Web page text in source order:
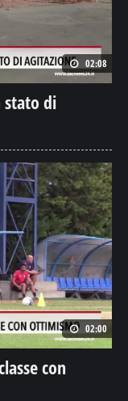
02:08
di
02:00
con